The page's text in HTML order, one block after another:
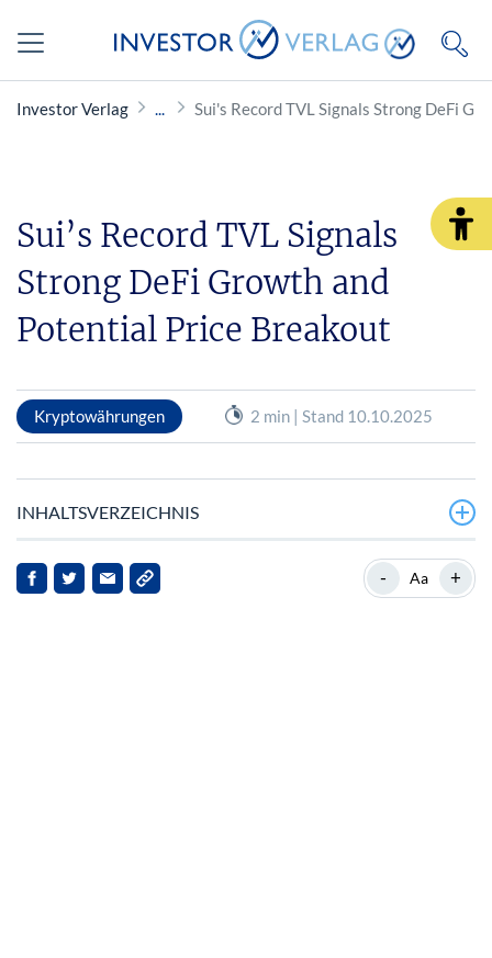
Investor Verlag Sui's Record TVL Signals Strong DeFi
Sui’s Record TVL Signals
Strong DeFi Growth and
Potential Price Breakout
Kryptowährungen 2 min | Stand 10.10.2025
INHALTSVERZEICHNIS
Rekord-TVl bei DeFi-Boom
- Aa +